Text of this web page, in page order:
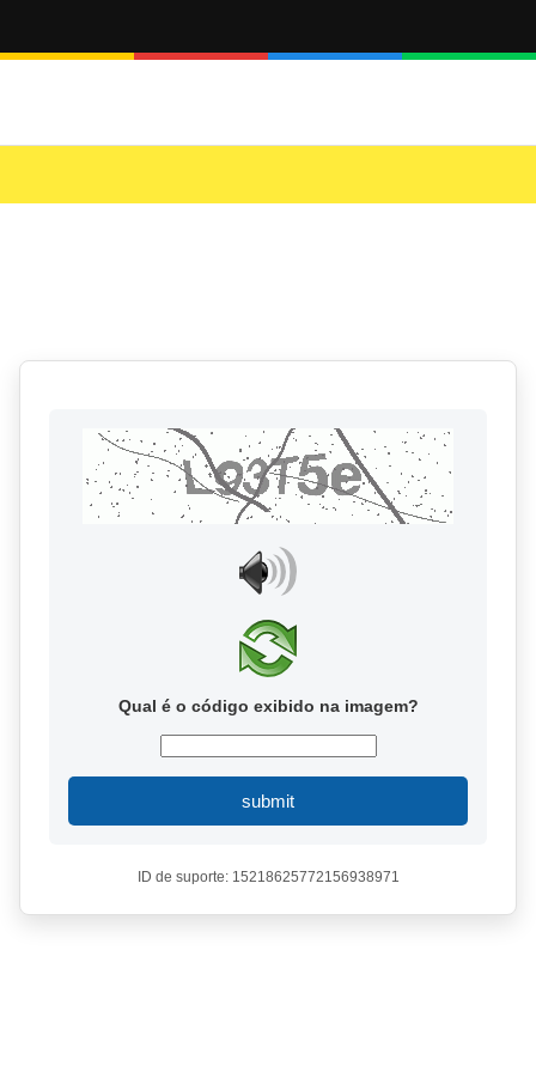
Qual é o código exibido na imagem?
submit
ID de suporte: 15218625772156938971